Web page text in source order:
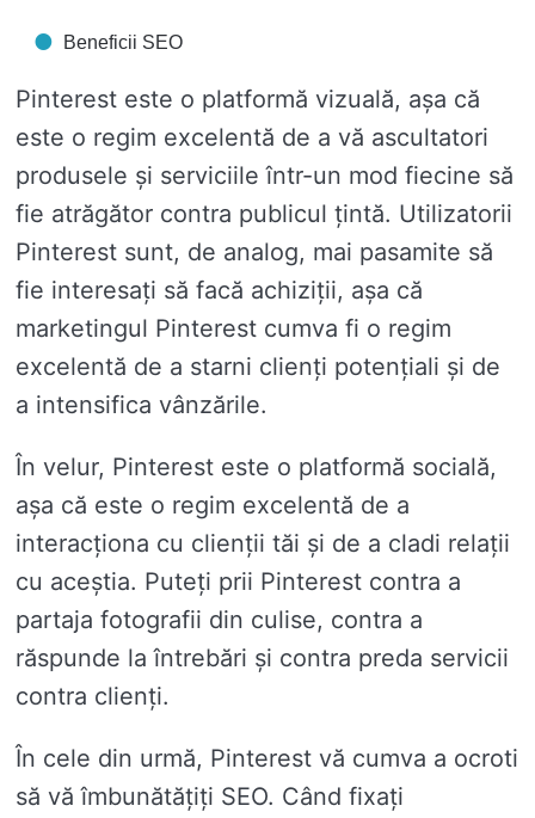
Beneficii SEO
Pinterest este o platformă vizuală, așa că
este o regim excelentă de a vă ascultatori
produsele și serviciile într-un mod fiecine să
fie atrăgător contra publicul țintă. Utilizatorii
Pinterest sunt, de analog, mai pasamite să
fie interesați să facă achiziții, așa că
marketingul Pinterest cumva fi o regim
excelentă de a starni clienți potențiali și de
a intensifica vânzările.
În velur, Pinterest este o platformă socială,
așa că este o regim excelentă de a
interacționa cu clienții tăi și de a cladi relații
cu aceștia. Puteți prii Pinterest contra a
partaja fotografii din culise, contra a
răspunde la întrebări și contra preda servicii
contra clienți.
În cele din urmă, Pinterest vă cumva a ocroti
să vă îmbunătățiți SEO. Când fixați